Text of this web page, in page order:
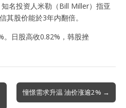
名投资人米勒（Bill Miller）指亚
其股价能於3年内翻倍。
。日股高收0.82%，韩股挫
憧憬需求升温 油价涨逾2% →